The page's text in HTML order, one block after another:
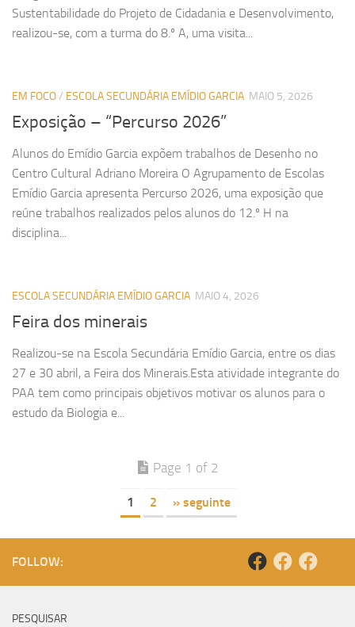
Sustentabilidade do Projeto de Cidadania e Desenvolvimento,
realizou-se, com a turma do 8.º A, uma visita...
EM FOCO/ ESCOLA SECUNDÁRIA EMÍDIO GARCIA MAIO 5, 2026
Exposição – “Percurso 2026”
Alunos do Emídio Garcia expõem trabalhos de Desenho no
Centro Cultural Adriano Moreira O Agrupamento de Escolas
Emídio Garcia apresenta Percurso 2026, uma exposição que
reúne trabalhos realizados pelos alunos do 12.º H na
disciplina...
ESCOLA SECUNDÁRIA EMÍDIO GARCIA MAIO 4, 2026
Feira dos minerais
Realizou-se na Escola Secundária Emídio Garcia, entre os dias
27 e 30 abril, a Feira dos Minerais.Esta atividade integrante do
PAA tem como principais objetivos motivar os alunos para o
estudo da Biologia e...
Page 1 of 2
1 2 » seguinte
FOLLOW:
PESQUISAR